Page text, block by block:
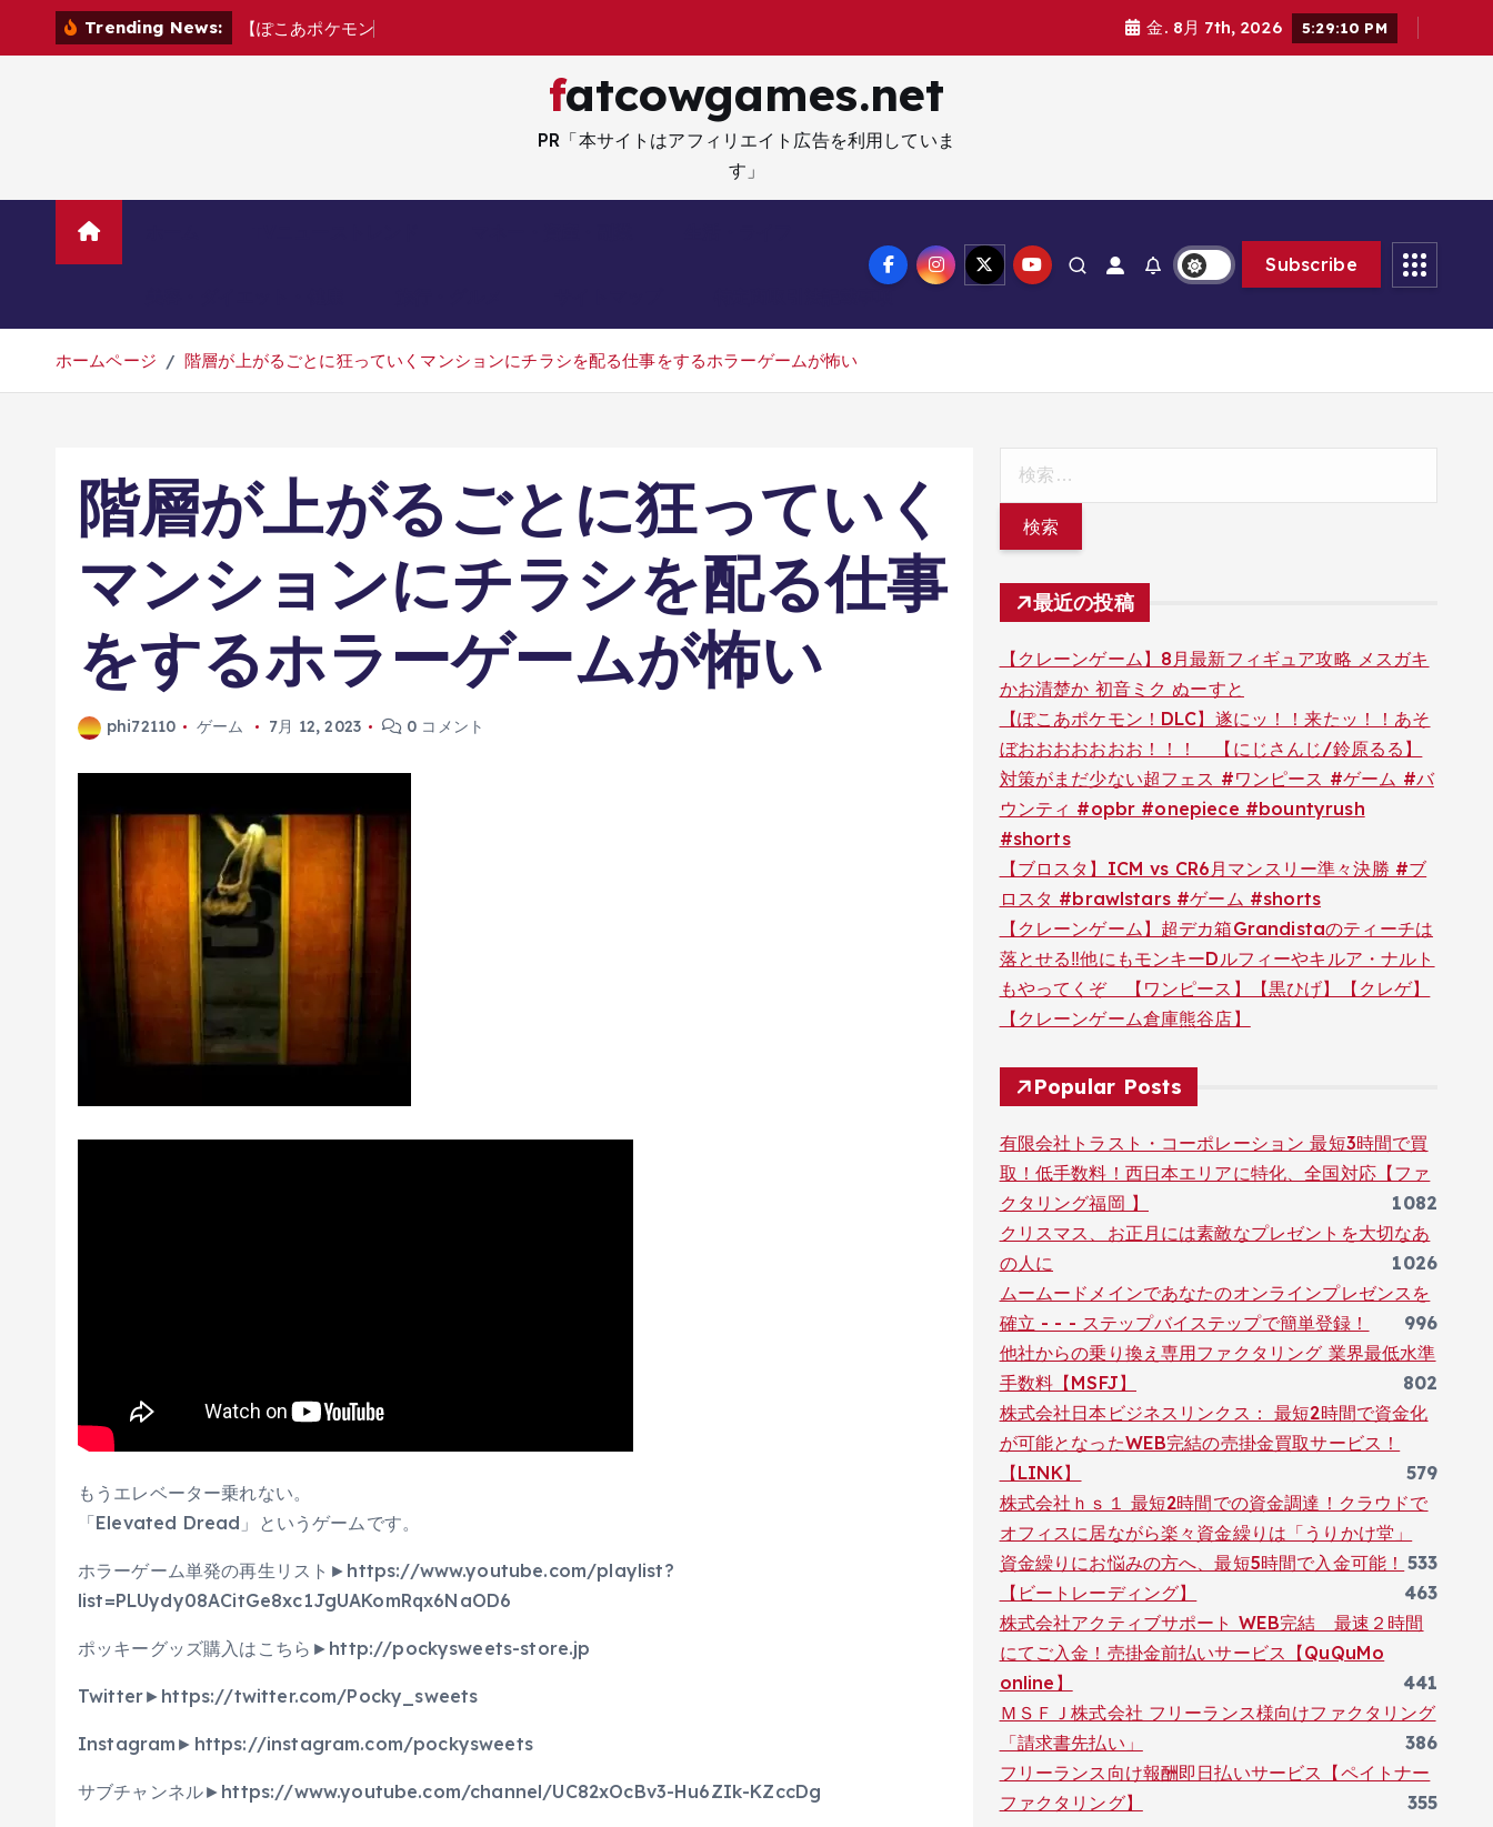
Trending News: 【ぽこ あポケモン 金. 8月 7th, 2026 5:29:11 PM
fatcowgames.net
PR「本サイトはアフィリエイト広告を利用していま
す」
Subscribe
ホームページ 階層が上がるごとに狂っていくマンションにチラシを配る仕事をするホラーゲームが怖い
階層が上がるごとに狂っていく
マンションにチラシを配る仕事
をするホラーゲームが怖い
phi72110 ゲーム 7月 12, 2023 0 コメント
もうエレベーター乗れない。
「Elevated Dread」というゲームです。
ホラーゲーム単発の再生リスト►https://www.youtube.com/playlist?
list=PLUydy08ACitGe8xc1JgUAKomRqx6NaOD6
ポッキーグッズ購入はこちら►http://pockysweets-store.jp
Twitter►https://twitter.com/Pocky_sweets
Instagram►https://instagram.com/pockysweets
サブチャンネル►https://www.youtube.com/channel/UC82xOcBv3-Hu6ZIk-KZccDg
最近の投稿
【クレーンゲーム】8月最新フィギュア攻略 メスガキ
かお清楚か 初音ミク ぬーすと
【ぽこあポケモン！DLC】遂にッ！！来たッ！！あそ
ぼおおおおおおお！！！ 【にじさんじ/鈴原るる】
対策がまだ少ない超フェス #ワンピース #ゲーム #バ
ウンティ #opbr #onepiece #bountyrush
#shorts
【ブロスタ】ICM vs CR6月マンスリー準々決勝 #ブ
ロスタ #brawlstars #ゲーム #shorts
【クレーンゲーム】超デカ箱Grandistaのティーチは
落とせる‼︎他にもモンキーDルフィーやキルア・ナルト
もやってくぞ 【ワンピース】【黒ひげ】【クレゲ】
【クレーンゲーム倉庫熊谷店】
Popular Posts
有限会社トラスト・コーポレーション 最短3時間で買
取！低手数料！西日本エリアに特化、全国対応【ファ
クタリング福岡 】
1082
クリスマス、お正月には素敵なプレゼントを大切なあ
の人に
1026
ムームードメインであなたのオンラインプレゼンスを
確立 - - - ステップバイステップで簡単登録！
996
他社からの乗り換え専用ファクタリング 業界最低水準
手数料【MSFJ】
802
株式会社日本ビジネスリンクス： 最短2時間で資金化
が可能となったWEB完結の売掛金買取サービス！
【LINK】
579
株式会社ｈｓ１ 最短2時間での資金調達！クラウドで
オフィスに居ながら楽々資金繰りは「うりかけ堂」
533
資金繰りにお悩みの方へ、最短5時間で入金可能！
【ビートレーディング】
463
株式会社アクティブサポート WEB完結 最速２時間
にてご入金！売掛金前払いサービス【QuQuMo
online】
441
ＭＳＦＪ株式会社 フリーランス様向けファクタリング
「請求書先払い」
386
フリーランス向け報酬即日払いサービス【ペイトナー
ファクタリング】
355